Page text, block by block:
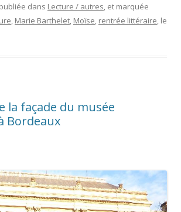
dans Lecture / autres, et marquée
, Marie Barthelet, Moïse, rentrée littéraire, le
la façade du musée
Bordeaux